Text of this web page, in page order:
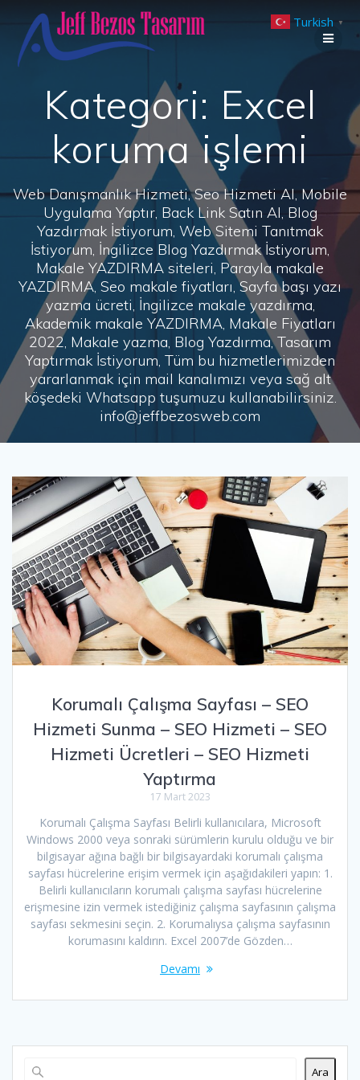
to
Kategori: Excel
koruma işlemi
Web Danışmanlık Hizmeti, Seo Hizmeti Al, Mobile
Uygulama Yaptır, Back Link Satın Al, Blog
Yazdırmak İstiyorum, Web Sitemi Tanıtmak
İstiyorum, İngilizce Blog Yazdırmak İstiyorum,
Makale YAZDIRMA siteleri, Parayla makale
YAZDIRMA, Seo makale fiyatları, Sayfa başı yazı
yazma ücreti, İngilizce makale yazdırma,
Akademik makale YAZDIRMA, Makale Fiyatları
2022, Makale yazma, Blog Yazdırma, Tasarım
Yaptırmak İstiyorum, Tüm bu hizmetlerimizden
yararlanmak için mail kanalımızı veya sağ alt
köşedeki Whatsapp tuşumuzu kullanabilirsiniz.
info@jeffbezosweb.com
Korumalı Çalışma Sayfası – SEO
Hizmeti Sunma – SEO Hizmeti – SEO
Hizmeti Ücretleri – SEO Hizmeti
Yaptırma
17 Mart 2023
Korumalı Çalışma Sayfası Belirli kullanıcılara, Microsoft
Windows 2000 veya sonraki sürümlerin kurulu olduğu ve bir
bilgisayar ağına bağlı bir bilgisayardaki korumalı çalışma
sayfası hücrelerine erişim vermek için aşağıdakileri yapın: 1.
Belirli kullanıcıların korumalı çalışma sayfası hücrelerine
erişmesine izin vermek istediğiniz çalışma sayfasının çalışma
sayfası sekmesini seçin. 2. Korumalıysa çalışma sayfasının
korumasını kaldırın. Excel 2007’de Gözden…
Devamı
Ara
Turkish ▼